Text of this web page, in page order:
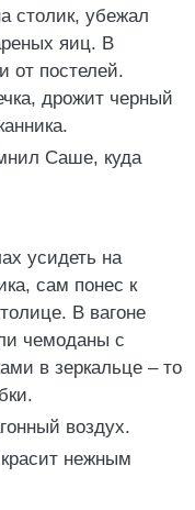
столик, убежал
яиц. В
от постелей.
дрожит черный
Саше, куда
усидеть на
сам понес к
В вагоне
чемоданы с
в зеркальце – то
воздух.
нежным